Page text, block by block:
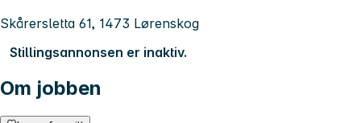
Skårersletta 61, 1473 Lørenskog
Stillingsannonsen er inaktiv.
Om jobben